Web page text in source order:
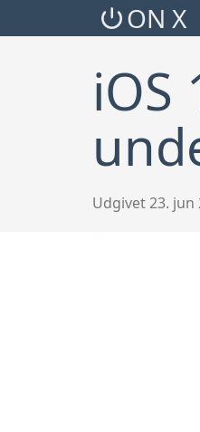
ON X
iOS
Udgivet 23. jun